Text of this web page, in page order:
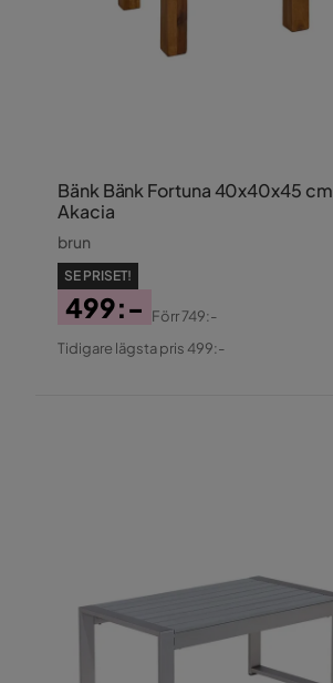
Bänk Bänk Fortuna 40x40x45 cm
Akacia
brun
SE PRISET!
Pris
499:-
Original
Förr749:-
Tidigare lägsta pris 499:-